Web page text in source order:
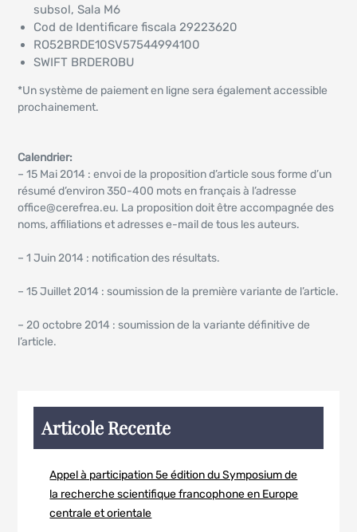
subsol, Sala M6
Cod de Identificare fiscala 29223620
RO52BRDE10SV57544994100
SWIFT BRDEROBU
*Un système de paiement en ligne sera également accessible
prochainement.
Calendrier:
– 15 Mai 2014 : envoi de la proposition d’article sous forme d’un
résumé d’environ 350-400 mots en français à l’adresse
office@cerefrea.eu. La proposition doit être accompagnée des
noms, affiliations et adresses e-mail de tous les auteurs.
– 1 Juin 2014 : notification des résultats.
– 15 Juillet 2014 : soumission de la première variante de l’article.
– 20 octobre 2014 : soumission de la variante définitive de
l’article.
Articole Recente
Appel à participation 5e édition du Symposium de
la recherche scientifique francophone en Europe
centrale et orientale